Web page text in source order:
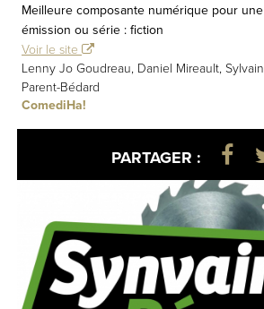
Meilleure composante numérique pour une
émission ou série : fiction
Voir le site
Lenny Jo Goudreau, Daniel Mireault, Sylvain
Parent-Bédard
ComediHa!
PARTAGER :